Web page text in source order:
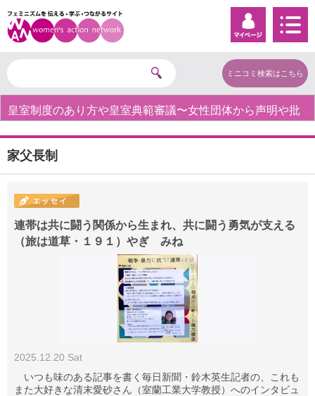
ミニコミ検索はこちら
皇室制度のあり方や皇室典範審議〜女性団体から声明や批
家父長制
連帯は共に闘う関係から生まれ、共に闘う勇気が支える
（旅は道草・１９１）やぎ みね
2025.12.20 Sat
いつも味のある記事を書く毎日新聞・鈴木英生記者の、これも
また大好きな清末愛砂さん（室蘭工業大学教授）へのインタビュ